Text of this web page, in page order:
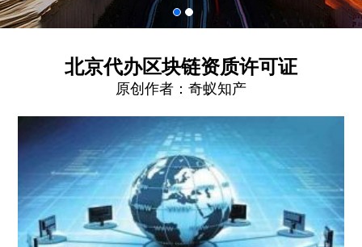
北京代办区块链资质许可证
原创作者： 奇蚁知产